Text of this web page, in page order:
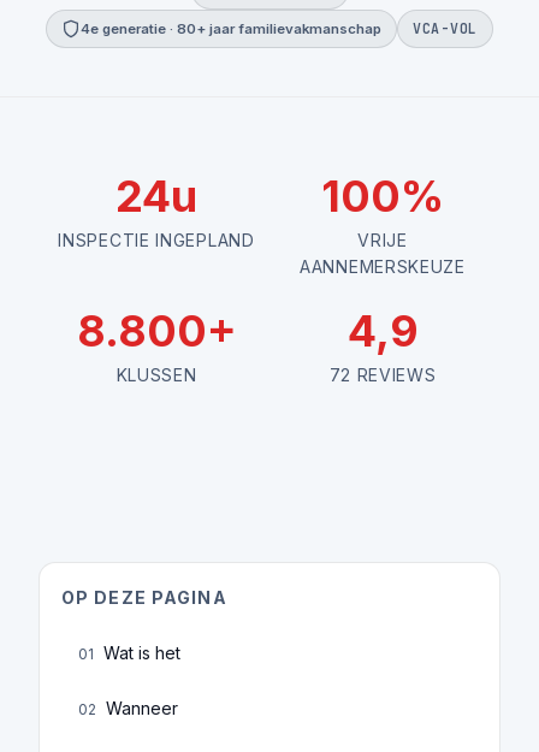
4e generatie · 80+ jaar familievakmanschap VCA-VOL
24u
INSPECTIE INGEPLAND
100%
VRIJE
AANNEMERSKEUZE
8.800+
KLUSSEN
4,9
72 REVIEWS
OP DEZE PAGINA
01 Wat is het
02 Wanneer